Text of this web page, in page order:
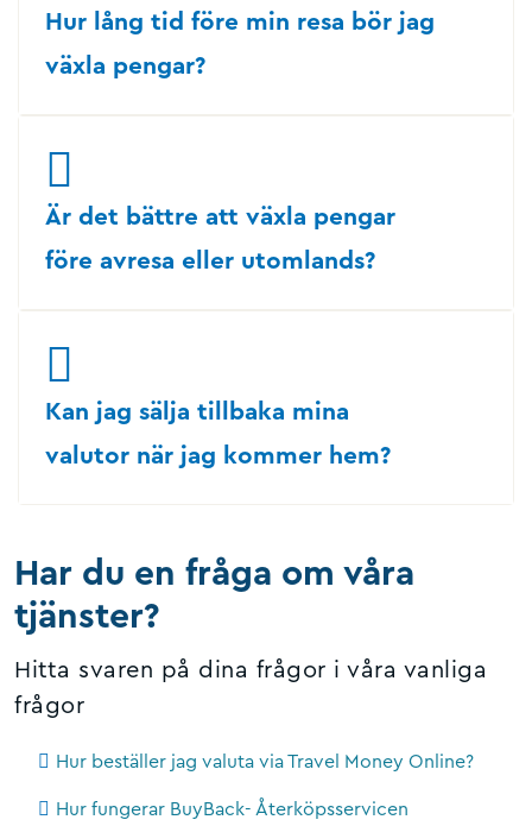
Hur lång tid före min resa bör jag
växla pengar?
Är det bättre att växla pengar
före avresa eller utomlands?
Kan jag sälja tillbaka mina
valutor när jag kommer hem?
Har du en fråga om våra
tjänster?
Hitta svaren på dina frågor i våra vanliga
frågor
Hur beställer jag valuta via Travel Money Online?
Hur fungerar BuyBack- Återköpsservicen